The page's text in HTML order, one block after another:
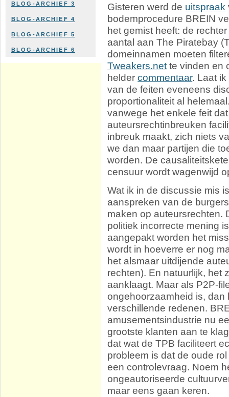
BLOG-ARCHIEF 3
BLOG-ARCHIEF 4
BLOG-ARCHIEF 5
BLOG-ARCHIEF 6
Gisteren werd de uitspraak
bodemprocedure BREIN
het gemist heeft: de
aantal aan The Piratebay
domeinnamen moeten
Tweakers.net te vinden en
heldercommentaar. Laat
van de feiten eveneens
proportionaliteit al
vanwege het enkele feit
auteursrechtinbreuken
inbreuk maakt, zich niets
we dan maar partijen die
worden. De
censuur wordt wagenwijd
Wat ik in de discussie mis
aanspreken van de
maken op auteursrechten.
politiek incorrecte mening
aangepakt worden het
wordt in hoeverre er nog
het alsmaar uitdijende
rechten). En natuurlijk, het
aanklaagt. Maar als P2P-
ongehoorzaamheid is, dan
verschillende redenen.
amusementsindustrie nu
grootste klanten aan te
dat wat de TPB faciliteert
probleem is dat de oude
een controlevraag. Noem
ongeautoriseerde
maar eens gaan keren.